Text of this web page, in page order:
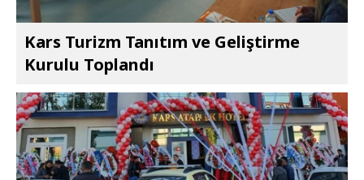
Kars Turizm Tanıtım ve Geliştirme
Kurulu Toplandı